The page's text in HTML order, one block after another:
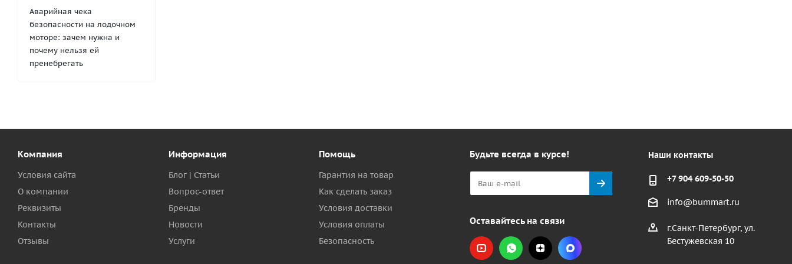
Аварийная чека
безопасности на лодочном
моторе: зачем нужна и
почему нельзя ей
пренебрегать
Компания
Условия сайта
О компании
Реквизиты
Контакты
Отзывы
Информация
Блог | Статьи
Вопрос-ответ
Бренды
Новости
Услуги
Помощь
Гарантия на товар
Как сделать заказ
Условия доставки
Условия оплаты
Безопасность
Будьте всегда в курсе!
Оставайтесь на связи
Наши контакты
+7 904 609-50-50
info@bummart.ru
г.Санкт-Петербург, ул.
Бестужевская 10